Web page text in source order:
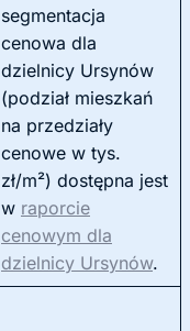
segmentacja
cenowa dla
dzielnicy Ursynów
(podział mieszkań
na przedziały
cenowe w tys.
zł/m²) dostępna jest
w raporcie
cenowym dla
dzielnicy Ursynów.